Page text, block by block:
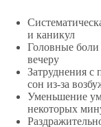
и каникул
Головные боли
вечеру
Затруднения
сон из-за
Уменьшение
некоторых